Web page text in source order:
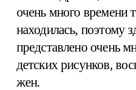
очень много времени
находилась, поэтому
представлено очень
детских рисунков,
жен.